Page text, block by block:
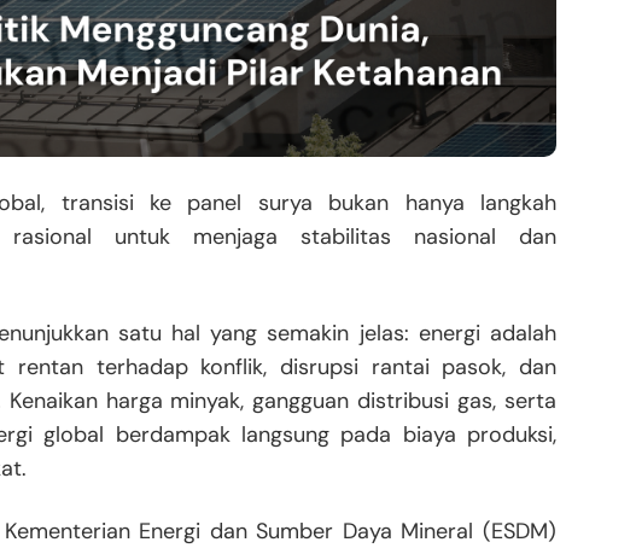
transisi ke panel surya bukan hanya langkah
untuk menjaga stabilitas nasional dan
satu hal yang semakin jelas: energi adalah
rentan terhadap konflik, disrupsi rantai pasok, dan
harga minyak, gangguan distribusi gas, serta
global berdampak langsung pada biaya produksi,
Energi dan Sumber Daya Mineral (ESDM)